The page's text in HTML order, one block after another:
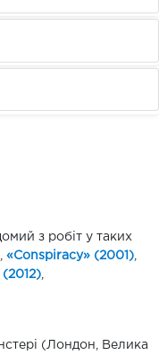
з робіт у таких
«Conspiracy» (2001)
(2012)
(Лондон, Велика